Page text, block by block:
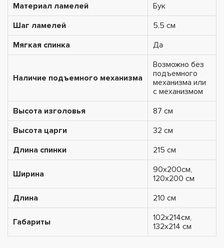
Материал ламелей
Бук
Шаг ламелей
5.5 см
Мягкая спинка
Да
Наличие подъемного механизма
Возможно без
подъемного
механизма или
с механизмом
Высота изголовья
87 см
Высота царги
32 см
Длина спинки
215 см
Ширина
90х200см,
120х200 см
Длина
210 см
Габариты
102х214см,
132х214 см